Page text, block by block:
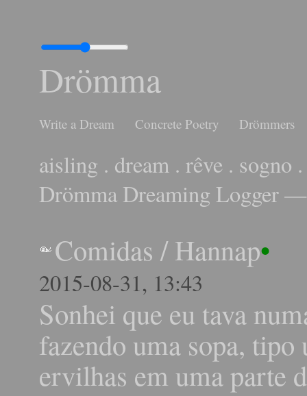
Drömma
Write a Dream Concrete Poetry Drömmers
aisling . dream . rêve . sogno
Drömma Dreaming Logger
Comidas /Hannap•
2015-08-31, 13:43
Sonhei que eu tava
fazendo uma sopa,
ervilhas em uma parte